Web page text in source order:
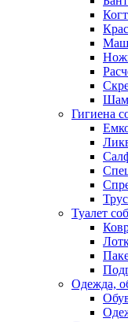
Гигиена
Туалет
Одежда,